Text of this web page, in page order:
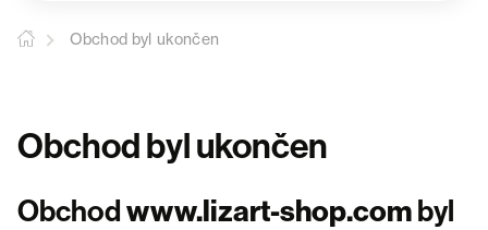
Obchod byl ukončen
Obchod byl ukončen
Obchodwww.lizart-shop.combyl